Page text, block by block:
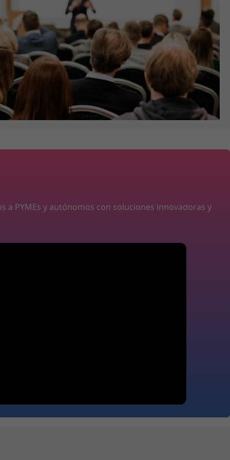
a PYMEs y autónomos con soluciones innovadoras y